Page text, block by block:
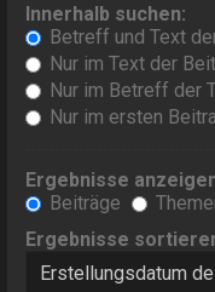
Innerhalb suchen:
Betreff und Text
Nur im Text der
Nur im Betreff der
Nur im ersten
Ergebnisse
Beiträge
Ergebnisse